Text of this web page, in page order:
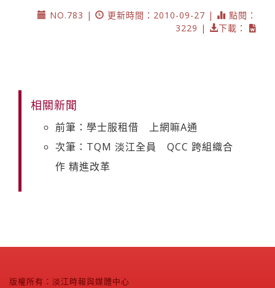
NO.783 |
更新時間：2010-09-27 |
點閱：
3229 |
下載：
相關新聞
前筆：學士服租借 上網嘛A通
次筆：TQM 淡江全員 QCC 跨組織合
作 精進改革
版權所有：淡江時報與媒體中心